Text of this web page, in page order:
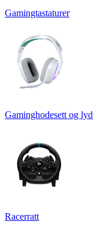
Gamingtastaturer
Gaminghodesett og lyd
Racerratt